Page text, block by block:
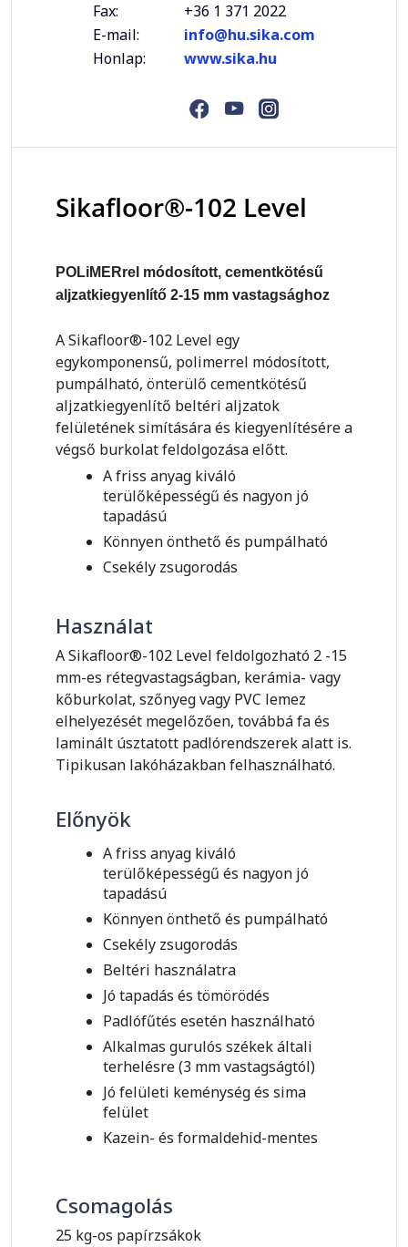
Fax:
+36 1 371 2022
E-mail:
info@hu.sika.com
Honlap:
www.sika.hu
Sikafloor®-102 Level
POLiMERrel módosított, cementkötésű
aljzatkiegyenlítő 2-15 mm vastagsághoz
A Sikafloor®-102 Level egy
egykomponensű, polimerrel módosított,
pumpálható, önterülő cementkötésű
aljzatkiegyenlítő beltéri aljzatok
felületének simítására és kiegyenlítésére a
végső burkolat feldolgozása előtt.
A friss anyag kiváló
terülőképességű és nagyon jó
tapadású
Könnyen önthető és pumpálható
Csekély zsugorodás
Használat
A Sikafloor®-102 Level feldolgozható 2 -15
mm-es rétegvastagságban, kerámia- vagy
kőburkolat, szőnyeg vagy PVC lemez
elhelyezését megelőzően, továbbá fa és
laminált úsztatott padlórendszerek alatt is.
Tipikusan lakóházakban felhasználható.
Előnyök
A friss anyag kiváló
terülőképességű és nagyon jó
tapadású
Könnyen önthető és pumpálható
Csekély zsugorodás
Beltéri használatra
Jó tapadás és tömörödés
Padlófűtés esetén használható
Alkalmas gurulós székek általi
terhelésre (3 mm vastagságtól)
Jó felületi keménység és sima
felület
Kazein- és formaldehid-mentes
Csomagolás
25 kg-os papírzsákok